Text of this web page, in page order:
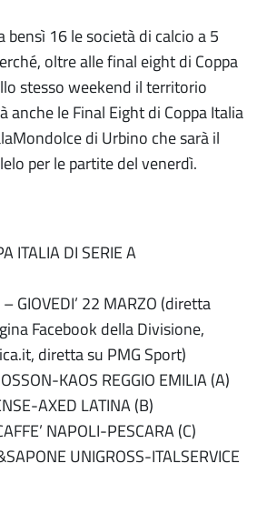
bensì 16 le società di calcio a 5
oltre alle final eight di Coppa
stesso weekend il territorio
anche le Final Eight di Coppa Italia
di Urbino che sarà il
per le partite del venerdì.
ITALIA DI SERIE A
GIOVEDI’ 22 MARZO (diretta
Facebook della Divisione,
diretta su PMG Sport)
KAOS REGGIO EMILIA (A)
AXED LATINA (B)
NAPOLI-PESCARA (C)
UNIGROSS-ITALSERVICE